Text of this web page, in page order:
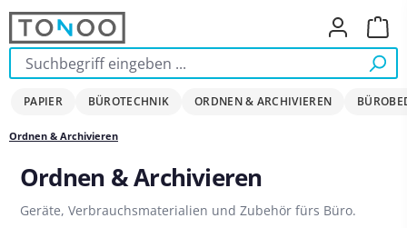
Zum Hauptinhalt springen
PAPIER BÜROTECHNIK ORDNEN & ARCHIVIEREN
Ordnen & Archivieren
Ordnen & Archivieren
Geräte, Verbrauchsmaterialien und Zubehör fürs Büro.